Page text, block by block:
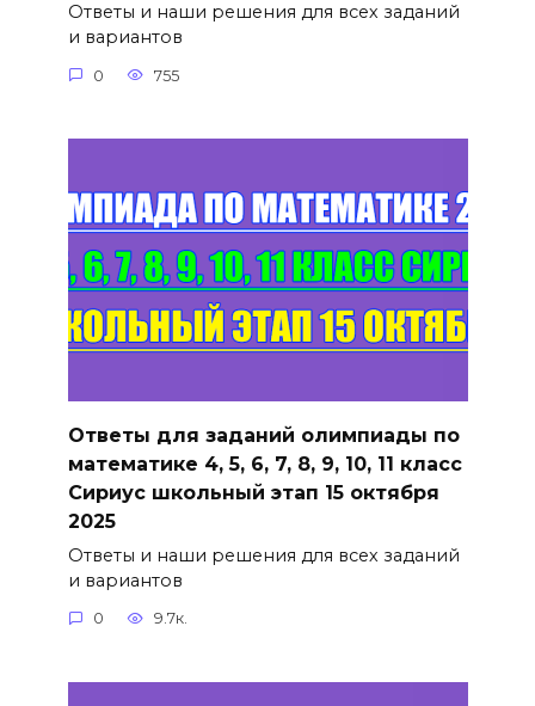
Ответы и наши решения для всех заданий
и вариантов
0 755
Ответы для заданий олимпиады по
математике 4, 5, 6, 7, 8, 9, 10, 11 класс
Сириус школьный этап 15 октября
2025
Ответы и наши решения для всех заданий
и вариантов
0 9.7к.